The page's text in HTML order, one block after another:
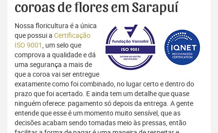
coroas de flores em Sarapuí
Nossa floricultura é a única
que possui a Certificação
ISO 9001, um selo que
comprova a qualidade e dá
uma segurança a mais de
que a coroa vai ser entregue
exatamente como foi combinado, no lugar certo e dentro do
prazo que foi acertado. E ainda tem um detalhe que quase
ninguém oferece: pagamento só depois da entrega. A gente
entende que esse é um momento muito sensível, que as
decisões acabam sendo tomadas meio às pressas, então